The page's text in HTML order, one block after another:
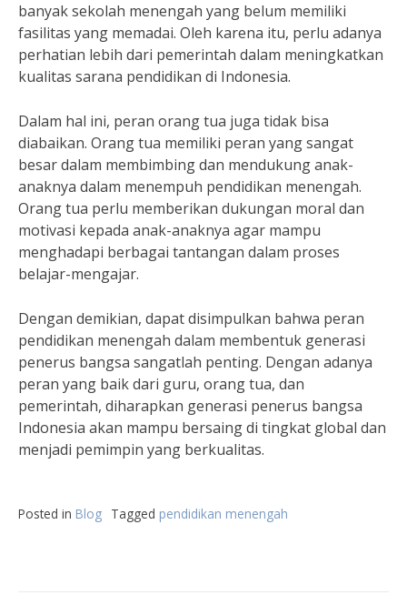
banyak sekolah menengah yang belum memiliki
fasilitas yang memadai. Oleh karena itu, perlu adanya
perhatian lebih dari pemerintah dalam meningkatkan
kualitas sarana pendidikan di Indonesia.
Dalam hal ini, peran orang tua juga tidak bisa
diabaikan. Orang tua memiliki peran yang sangat
besar dalam membimbing dan mendukung anak-
anaknya dalam menempuh pendidikan menengah.
Orang tua perlu memberikan dukungan moral dan
motivasi kepada anak-anaknya agar mampu
menghadapi berbagai tantangan dalam proses
belajar-mengajar.
Dengan demikian, dapat disimpulkan bahwa peran
pendidikan menengah dalam membentuk generasi
penerus bangsa sangatlah penting. Dengan adanya
peran yang baik dari guru, orang tua, dan
pemerintah, diharapkan generasi penerus bangsa
Indonesia akan mampu bersaing di tingkat global dan
menjadi pemimpin yang berkualitas.
Posted in Blog Tagged pendidikan menengah